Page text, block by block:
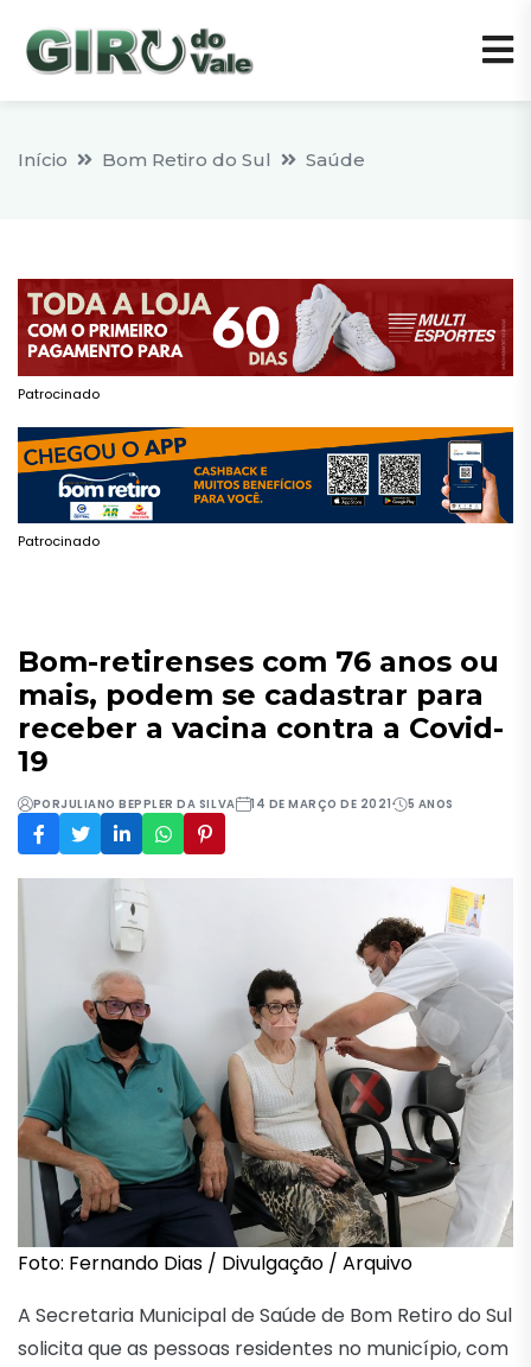
Início Bom Retiro do Sul Saúde
Patrocinado
Patrocinado
Bom-retirenses com 76 anos ou
mais, podem se cadastrar para
receber a vacina contra a Covid-
19
PORJULIANO BEPPLER DA SILVA 14 DE MARÇO DE 2021 5 ANOS
Foto: Fernando Dias / Divulgação / Arquivo
A Secretaria Municipal de Saúde de Bom Retiro do Sul
solicita que as pessoas residentes no município, com